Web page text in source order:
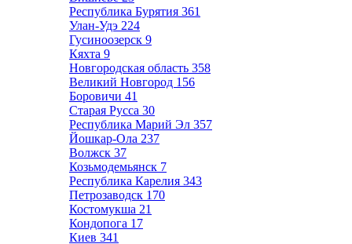
Республика Бурятия 361
Улан-Удэ 224
Гусиноозерск 9
Кяхта 9
Новгородская область 358
Великий Новгород 156
Боровичи 41
Старая Русса 30
Республика Марий Эл 357
Йошкар-Ола 237
Волжск 37
Козьмодемьянск 7
Республика Карелия 343
Петрозаводск 170
Костомукша 21
Кондопога 17
Киев 341